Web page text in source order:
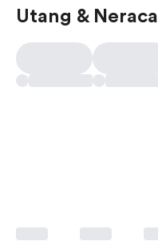
Utang & Neraca